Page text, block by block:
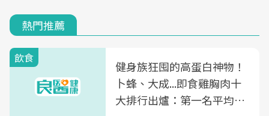
熱門推薦
飲食
健身族狂囤的高蛋白神物！
卜蜂、大成...即食雞胸肉十
大排行出爐：第一名平均一